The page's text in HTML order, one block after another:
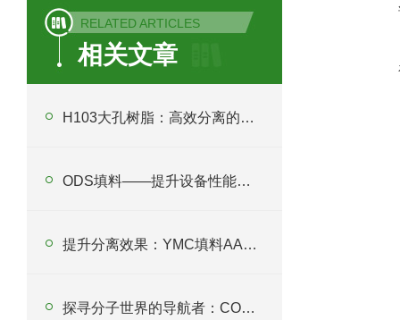
RELATED ARTICLES
相关文章
H103大孔树脂：高效分离的分子海绵
ODS填料——提升设备性能的利器
提升分离效果：YMC填料AAG12S50在液相色谱中的应用
探寻分子世界的导航者：COSMOSIL色谱柱